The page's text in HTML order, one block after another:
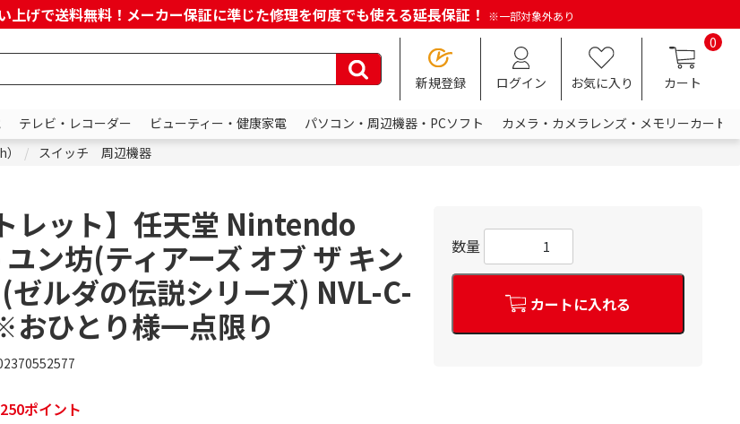
げで送料無料！メーカー保証に準じた修理を何度でも使える延長保証！ ※一部対象外あり
新規登録 ログイン お気に入り
0
カート
テレビ・レコーダー ビューティー・健康家電 パソコン・周辺機器・PCソフト
カメラ・カメラレンズ・メモリーカード
スイッチ 周辺機器
レット】任天堂 Nintendo
ン坊(ティアーズ オブ ザ キン
ゼルダの伝説シリーズ) NVL-C-
ひとり様一点限り
250ポイント
数量
カートに入れる